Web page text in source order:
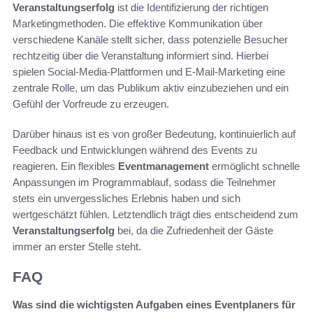
Veranstaltungserfolg ist die Identifizierung der richtigen
Marketingmethoden. Die effektive Kommunikation über
verschiedene Kanäle stellt sicher, dass potenzielle Besucher
rechtzeitig über die Veranstaltung informiert sind. Hierbei
spielen Social-Media-Plattformen und E-Mail-Marketing eine
zentrale Rolle, um das Publikum aktiv einzubeziehen und ein
Gefühl der Vorfreude zu erzeugen.
Darüber hinaus ist es von großer Bedeutung, kontinuierlich auf
Feedback und Entwicklungen während des Events zu
reagieren. Ein flexibles Eventmanagement ermöglicht schnelle
Anpassungen im Programmablauf, sodass die Teilnehmer
stets ein unvergessliches Erlebnis haben und sich
wertgeschätzt fühlen. Letztendlich trägt dies entscheidend zum
Veranstaltungserfolg bei, da die Zufriedenheit der Gäste
immer an erster Stelle steht.
FAQ
Was sind die wichtigsten Aufgaben eines Eventplaners für